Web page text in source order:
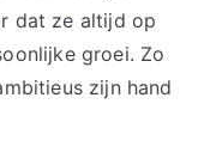
dat ze altijd op
groei. Zo
zijn hand